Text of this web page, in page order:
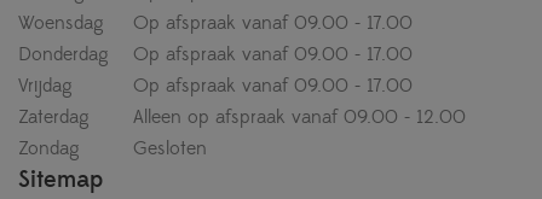
Woensdag
Op afspraak vanaf 09.00 - 17.00
Donderdag
Op afspraak vanaf 09.00 - 17.00
Vrijdag
Op afspraak vanaf 09.00 - 17.00
Zaterdag
Alleen op afspraak vanaf 09.00 - 12.00
Zondag
Gesloten
Sitemap